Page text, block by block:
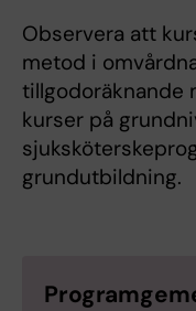
Observera att
metod i
tillgodoräknande
kurser på
grundutbildning.